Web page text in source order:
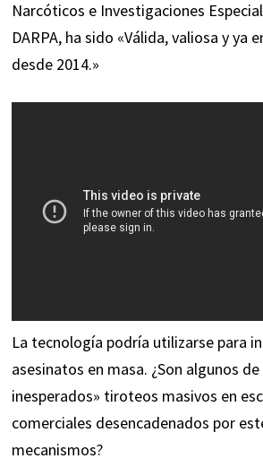
Narcóticos e Investigaciones
DARPA, ha sido «Válida, valiosa y ya
desde 2014.»
La tecnología podría utilizarse para
asesinatos en masa. ¿Son algunos
inesperados» tiroteos masivos en
comerciales desencadenados por
mecanismos?